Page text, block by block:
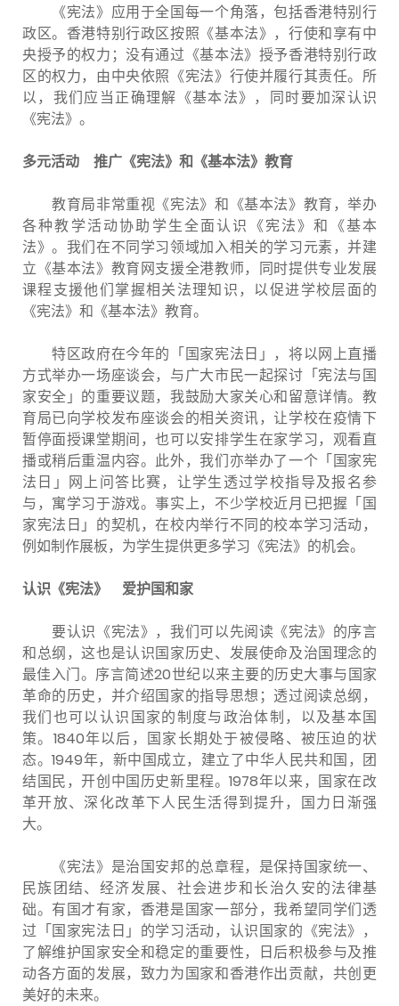
《宪法》应用于全国每一个角落，包括香港特别行
政区。香港特别行政区按照《基本法》，行使和享有中
央授予的权力；没有通过《基本法》授予香港特别行政
区的权力，由中央依照《宪法》行使并履行其责任。所
以，我们应当正确理解《基本法》，同时要加深认识
《宪法》。
多元活动 推广《宪法》和《基本法》教育
教育局非常重视《宪法》和《基本法》教育，举办
各种教学活动协助学生全面认识《宪法》和《基本
法》。我们在不同学习领域加入相关的学习元素，并建
立《基本法》教育网支援全港教师，同时提供专业发展
课程支援他们掌握相关法理知识，以促进学校层面的
《宪法》和《基本法》教育。
特区政府在今年的「国家宪法日」，将以网上直播
方式举办一场座谈会，与广大市民一起探讨「宪法与国
家安全」的重要议题，我鼓励大家关心和留意详情。教
育局已向学校发布座谈会的相关资讯，让学校在疫情下
暂停面授课堂期间，也可以安排学生在家学习，观看直
播或稍后重温内容。此外，我们亦举办了一个「国家宪
法日」网上问答比赛，让学生透过学校指导及报名参
与，寓学习于游戏。事实上，不少学校近月已把握「国
家宪法日」的契机，在校内举行不同的校本学习活动，
例如制作展板，为学生提供更多学习《宪法》的机会。
认识《宪法》 爱护国和家
要认识《宪法》，我们可以先阅读《宪法》的序言
和总纲，这也是认识国家历史、发展使命及治国理念的
最佳入门。序言简述20世纪以来主要的历史大事与国家
革命的历史，并介绍国家的指导思想；透过阅读总纲，
我们也可以认识国家的制度与政治体制，以及基本国
策。1840年以后，国家长期处于被侵略、被压迫的状
态。1949年，新中国成立，建立了中华人民共和国，团
结国民，开创中国历史新里程。1978年以来，国家在改
革开放、深化改革下人民生活得到提升，国力日渐强
大。
《宪法》是治国安邦的总章程，是保持国家统一、
民族团结、经济发展、社会进步和长治久安的法律基
础。有国才有家，香港是国家一部分，我希望同学们透
过「国家宪法日」的学习活动，认识国家的《宪法》，
了解维护国家安全和稳定的重要性，日后积极参与及推
动各方面的发展，致力为国家和香港作出贡献，共创更
美好的未来。